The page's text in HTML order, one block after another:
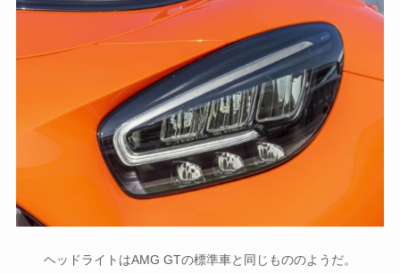
ヘッドライトはAMG GTの標準車と同じもののようだ。